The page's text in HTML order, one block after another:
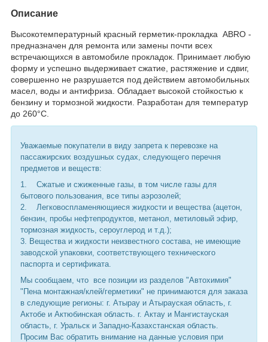
Описание
Высокотемпературный красный герметик-прокладка ABRO -
предназначен для ремонта или замены почти всех
встречающихся в автомобиле прокладок. Принимает любую
форму и успешно выдерживает сжатие, растяжение и сдвиг,
совершенно не разрушается под действием автомобильных
масел, воды и антифриза. Обладает высокой стойкостью к
бензину и тормозной жидкости. Разработан для температур
до 260°С.
Уважаемые покупатели в виду запрета к перевозке на
пассажирских воздушных судах, следующего перечня
предметов и веществ:
1. Сжатые и сжиженные газы, в том числе газы для
бытового пользования, все типы аэрозолей;
2. Легковоспламеняющиеся жидкости и вещества (ацетон,
бензин, пробы нефтепродуктов, метанол, метиловый эфир,
тормозная жидкость, сероуглерод и т.д.);
3. Вещества и жидкости неизвестного состава, не имеющие
заводской упаковки, соответствующего технического
паспорта и сертификата.
Мы сообщаем, что все позиции из разделов "Автохимия"
"Пена монтажная/клей/герметики" не принимаются для заказа
в следующие регионы: г. Атырау и Атырауская область, г.
Актобе и Актюбинская область. г. Актау и Мангистауская
область, г. Уральск и Западно-Казахстанская область.
Просим Вас обратить внимание на данные условия при